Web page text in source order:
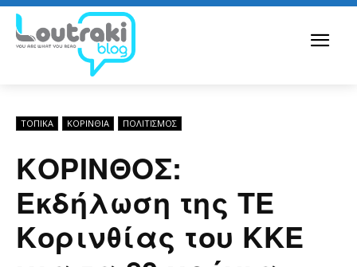
ΤΟΠΙΚΑ ΚΟΡΙΝΘΊΑ ΠΟΛΙΤΙΣΜΟΣ
ΚΟΡΙΝΘΟΣ:
Εκδήλωση της ΤΕ
Κορινθίας του ΚΚΕ